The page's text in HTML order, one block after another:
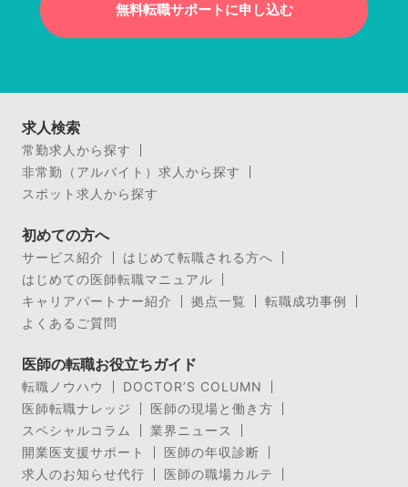
無料転職サポートに申し込む
求人検索
常勤求人から探す
非常勤（アルバイト）求人から探す
スポット求人から探す
初めての方へ
サービス紹介
はじめて転職される方へ
はじめての医師転職マニュアル
キャリアパートナー紹介
拠点一覧
転職成功事例
よくあるご質問
医師の転職お役立ちガイド
転職ノウハウ
DOCTOR’S COLUMN
医師転職ナレッジ
医師の現場と働き方
スペシャルコラム
業界ニュース
開業医支援サポート
医師の年収診断
求人のお知らせ代行
医師の職場カルテ